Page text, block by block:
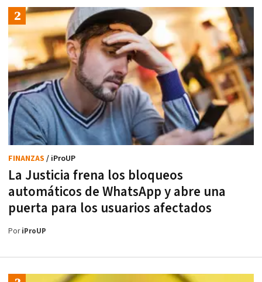
La Justicia frena los bloqueos
automáticos de WhatsApp y abre una
puerta para los usuarios afectados
FINANZAS / iProUP
PoriProUP